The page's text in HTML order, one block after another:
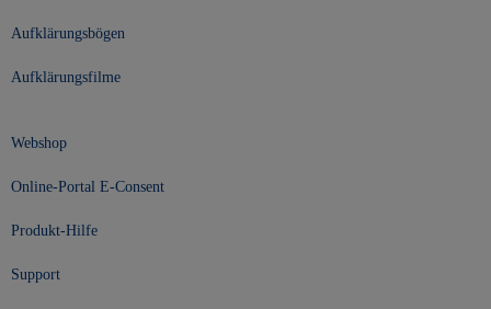
Aufklärungsbögen
Aufklärungsfilme
Webshop
Online-Portal E-Consent
Produkt-Hilfe
Support